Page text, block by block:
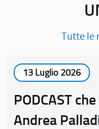
Tutte le
13 Luglio 2026
PODCAST
Andrea